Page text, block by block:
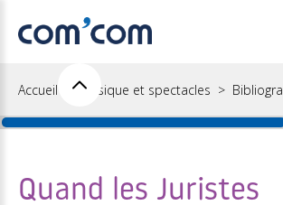
Accueil Musique et spectacles
Quand les Juristes